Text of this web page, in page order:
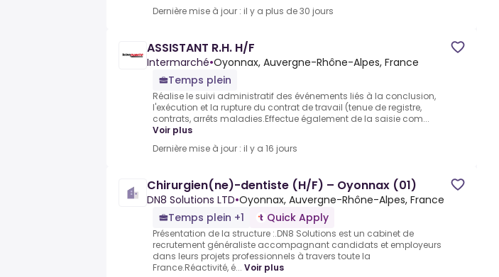
Dernière mise à jour : il y a plus de 30 jours
ASSISTANT R.H. H/F
Intermarché•Oyonnax, Auvergne-Rhône-Alpes, France
Temps plein
Réalise le suivi administratif des événements liés à la conclusion,
l'exécution et la rupture du contrat de travail (tenue de registre,
contrats, arrêts maladies.Effectue également de la saisie com...
Voir plus
Dernière mise à jour : il y a 16 jours
Chirurgien(ne)-dentiste (H/F) – Oyonnax (01)
DN8 Solutions LTD•Oyonnax, Auvergne-Rhône-Alpes, France
Temps plein +1
Quick Apply
Présentation de la structure :.DN8 Solutions est un cabinet de
recrutement généraliste accompagnant candidats et employeurs
dans leurs projets professionnels à travers toute la
France.Réactivité, é... Voir plus